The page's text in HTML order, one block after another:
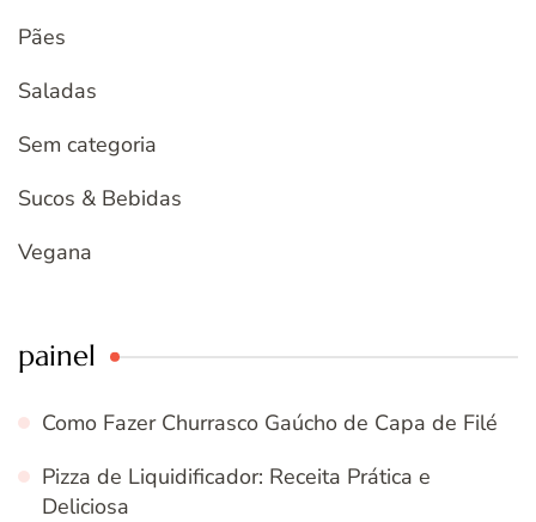
Pães
Saladas
Sem categoria
Sucos & Bebidas
Vegana
painel
Como Fazer Churrasco Gaúcho de Capa de Filé
Pizza de Liquidificador: Receita Prática e
Deliciosa